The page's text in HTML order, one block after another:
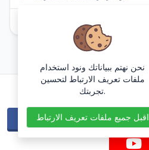
نحن نهتم ببياناتك ونود استخدام
ملفات تعريف الارتباط لتحسين
تجربتك.
اقبل جميع ملفات تعريف الارتباط